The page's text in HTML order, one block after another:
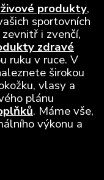
produkty,
sportovních
i zvenčí,
zdravé
ruku v ruce. V
širokou
vlasy a
plánu
. Máme vše,
výkonu a